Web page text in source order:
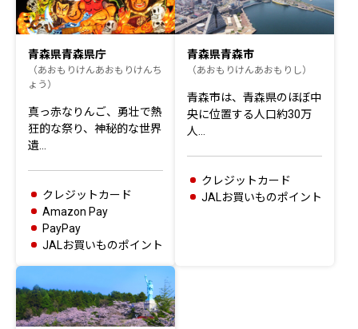
青森県青森県庁
（あおもりけんあおもりけんち
ょう）
真っ赤なりんご、勇壮で熱
狂的な祭り、神秘的な世界
遺…
クレジットカード
Amazon Pay
PayPay
JALお買いものポイント
青森県青森市
（あおもりけんあおもりし）
青森市は、青森県のほぼ中
央に位置する人口約30万
人…
クレジットカード
JALお買いものポイント